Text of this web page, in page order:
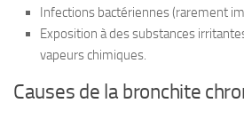
Infections bactériennes (rarement
Exposition à des substances
vapeurs chimiques.
Causes de la bronchite